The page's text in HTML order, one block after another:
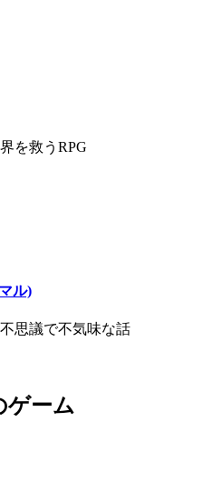
を救うRPG
ル)
思議で不気味な話
ゲーム